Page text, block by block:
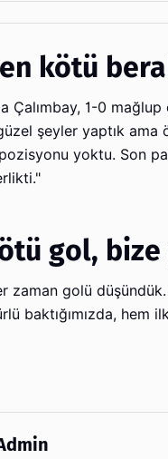
en kötü
Çalımbay, 1-0
şeyler yaptık ama
yoktu. Son
gol, bize
zaman golü
baktığımızda, hem